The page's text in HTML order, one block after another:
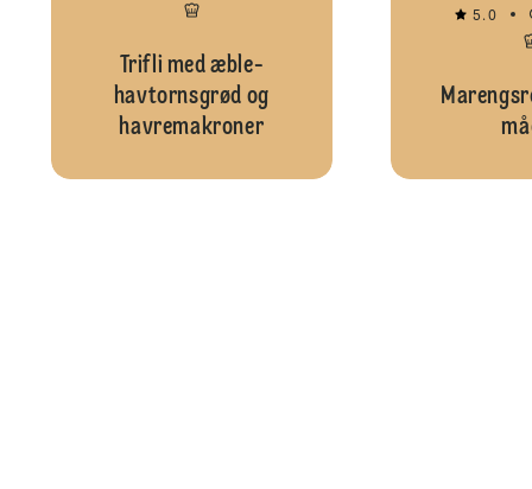
Trifli med æble-
havtornsgrød og
havremakroner
5.0